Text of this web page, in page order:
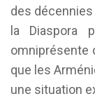
des décennies
la Diaspora
omniprésente
que les
une situation